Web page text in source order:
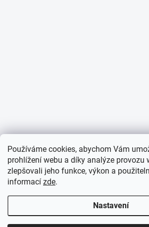
Používáme cookies, abychom Vám
prohlížení webu a díky analýze provozu
zlepšovali jeho funkce, výkon a
informací zde.
Nastavení